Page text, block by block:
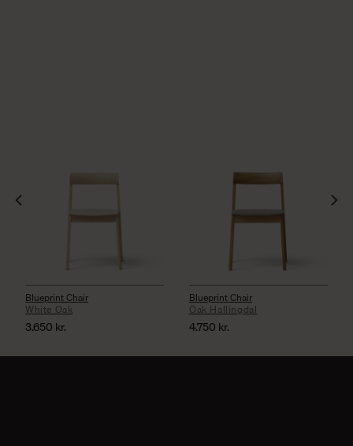
Blueprint Chair
White Oak
3.650 kr.
Blueprint Chair
Oak Hallingdal
4.750 kr.